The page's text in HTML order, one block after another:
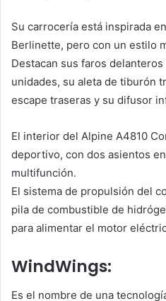
Su carrocería está inspirada
Berlinette, pero con un estilo
Destacan sus faros
unidades, su aleta de tiburón
escape traseras y su difusor
El interior del Alpine A4810
deportivo, con dos asientos
multifunción.
El sistema de propulsión del
pila de combustible de
para alimentar el motor
WindWings:
Es el nombre de una